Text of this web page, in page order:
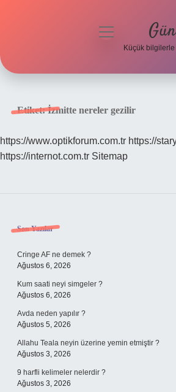
Hakkımızda
menüyü
Küçük bilgilerle
Etiket:İzmitte nereler gezilir
https://www.optikforum.com.tr https://
https://internot.com.tr Sitemap
Sidebar
Son Yazılar
Cringe AF ne demek ?
Ağustos 6, 2026
Kum saati neyi simgeler ?
Ağustos 6, 2026
Avda neden yapılır ?
Ağustos 5, 2026
Allahu Teala neyin üzerine yemin etmiştir ?
Ağustos 3, 2026
9 harfli kelimeler nelerdir ?
Ağustos 3, 2026